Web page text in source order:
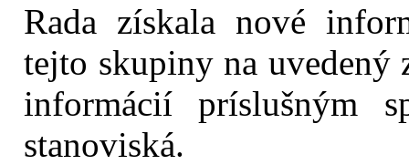
Rada získala nové
tejto skupiny na uvedený
informácií príslušným
stanoviská.